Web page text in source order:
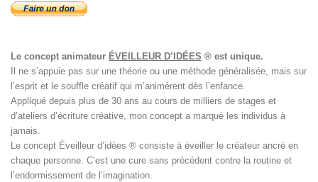
Le concept animateur ÉVEILLEUR D’IDÉES ® est unique.
Il ne s’appuie pas sur une théorie ou une méthode généralisée, mais sur
l’esprit et le souffle créatif qui m’animèrent dès l’enfance.
Appliqué depuis plus de 30 ans au cours de milliers de stages et
d’ateliers d’écriture créative, mon concept a marqué les individus à
jamais.
Le concept Éveilleur d’idées ® consiste à éveiller le créateur ancré en
chaque personne. C’est une cure sans précédent contre la routine et
l’endormissement de l’imagination.